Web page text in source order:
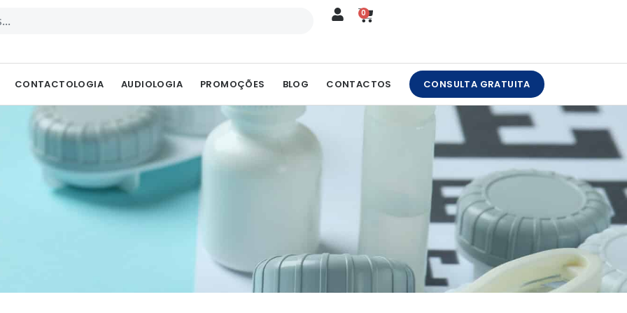
0
CART
ÓCULOS GRADUADOS
CONTACTOLOGIA AUDIOLOGIA PROMOÇÕES BLOG CONTACTOS CONSULTA GRATUITA